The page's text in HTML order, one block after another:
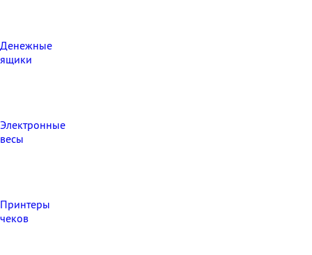
Денежные
ящики
Электронные
весы
Принтеры
чеков